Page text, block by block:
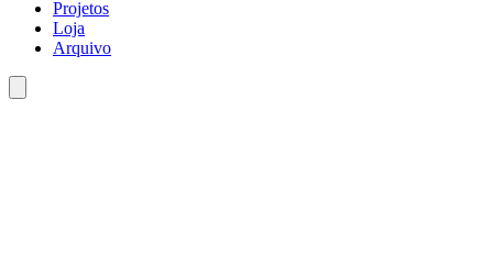
Projetos
Loja
Arquivo